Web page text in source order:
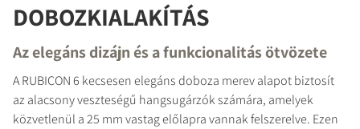
TERMÉKEK ÖSSZEHASONLÍTÁSA
DOBOZKIALAKÍTÁS
Az elegáns dizájn és a funkcionalitás ötvözete
A RUBICON 6 kecsesen elegáns doboza merev alapot biztosít
az alacsony veszteségű hangsugárzók számára, amelyek
közvetlenül a 25 mm vastag előlapra vannak felszerelve. Ezen